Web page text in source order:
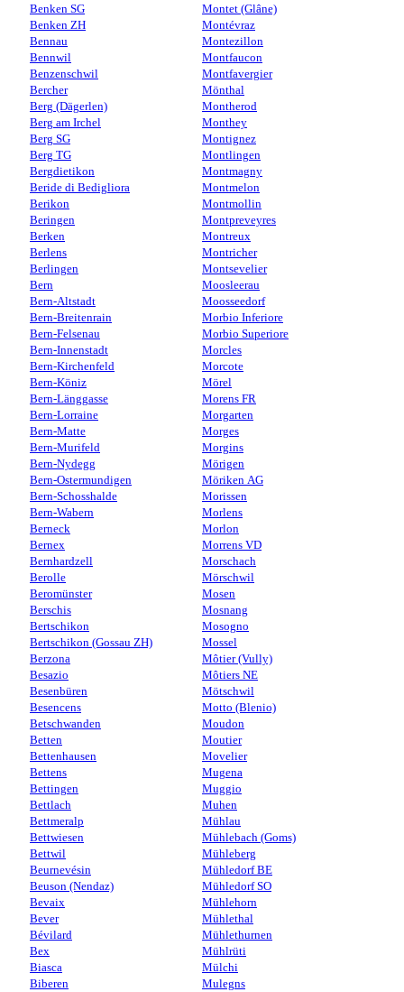
Benken SG
Benken ZH
Bennau
Bennwil
Benzenschwil
Bercher
Berg (Dägerlen)
Berg am Irchel
Berg SG
Berg TG
Bergdietikon
Beride di Bedigliora
Berikon
Beringen
Berken
Berlens
Berlingen
Bern
Bern-Altstadt
Bern-Breitenrain
Bern-Felsenau
Bern-Innenstadt
Bern-Kirchenfeld
Bern-Köniz
Bern-Länggasse
Bern-Lorraine
Bern-Matte
Bern-Murifeld
Bern-Nydegg
Bern-Ostermundigen
Bern-Schosshalde
Bern-Wabern
Berneck
Bernex
Bernhardzell
Berolle
Beromünster
Berschis
Bertschikon
Bertschikon (Gossau ZH)
Berzona
Besazio
Besenbüren
Besencens
Betschwanden
Betten
Bettenhausen
Bettens
Bettingen
Bettlach
Bettmeralp
Bettwiesen
Bettwil
Beurnevésin
Beuson (Nendaz)
Bevaix
Bever
Bévilard
Bex
Biasca
Biberen
Montet (Glâne)
Montévraz
Montezillon
Montfaucon
Montfavergier
Mönthal
Montherod
Monthey
Montignez
Montlingen
Montmagny
Montmelon
Montmollin
Montpreveyres
Montreux
Montricher
Montsevelier
Moosleerau
Moosseedorf
Morbio Inferiore
Morbio Superiore
Morcles
Morcote
Mörel
Morens FR
Morgarten
Morges
Morgins
Mörigen
Möriken AG
Morissen
Morlens
Morlon
Morrens VD
Morschach
Mörschwil
Mosen
Mosnang
Mosogno
Mossel
Môtier (Vully)
Môtiers NE
Mötschwil
Motto (Blenio)
Moudon
Moutier
Movelier
Mugena
Muggio
Muhen
Mühlau
Mühlebach (Goms)
Mühleberg
Mühledorf BE
Mühledorf SO
Mühlehorn
Mühlethal
Mühlethurnen
Mühlrüti
Mülchi
Mulegns